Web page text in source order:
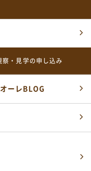
察・見学の申し込み
ーレBLOG